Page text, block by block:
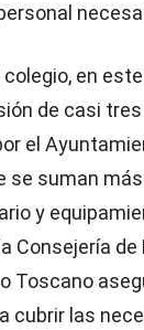
en
de casi
el
se suman
y
Consejería de
Toscano
cubrir las